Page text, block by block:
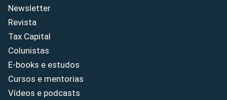
Newsletter
Revista
Tax Capital
Colunistas
E-books e estudos
Cursos e mentorias
Vídeos e podcasts